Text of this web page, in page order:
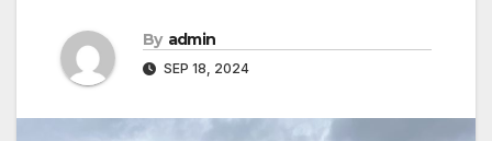
By admin
SEP 18, 2024